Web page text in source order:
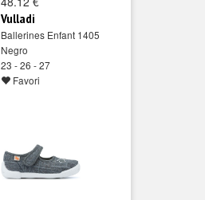
Vulladi
Ballerines Enfant 1405
Negro
23 - 26 - 27
Favori